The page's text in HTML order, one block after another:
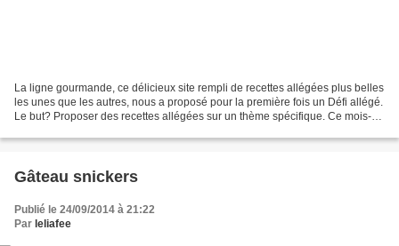
La ligne gourmande, ce délicieux site rempli de recettes allégées plus belles
les unes que les autres, nous a proposé pour la première fois un Défi allégé.
Le but? Proposer des recettes allégées sur un thème spécifique. Ce mois-ci:
Gâteau snickers
Publié le 24/09/2014 à 21:22
Par leliafee